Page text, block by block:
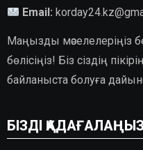
Email:
Маңызды мәселелеріңіз
бөлісіңіз! Біз сіздің
байланыста болуға
БІЗДІ ҚАДАҒАЛАҢЫЗ